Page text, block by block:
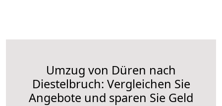
Umzug von Düren nach
Diestelbruch: Vergleichen Sie
Angebote und sparen Sie Geld